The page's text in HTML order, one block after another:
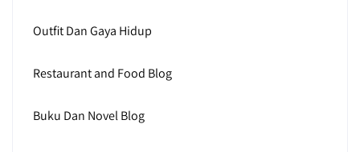
Outfit Dan Gaya Hidup
Restaurant and Food Blog
Buku Dan Novel Blog